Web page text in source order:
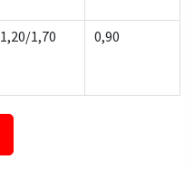
1,20/1,70 0,90